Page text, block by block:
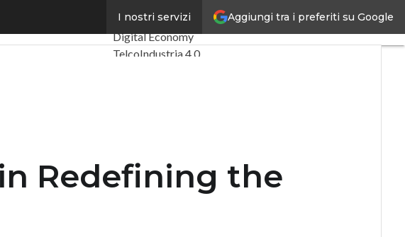
Aggiungi tra i preferiti su Google
I nostri servizi
Ultimi articoli
Digital Economy
TelcoIndustria 4.0
Le Guide di
CorCom
Redefining the